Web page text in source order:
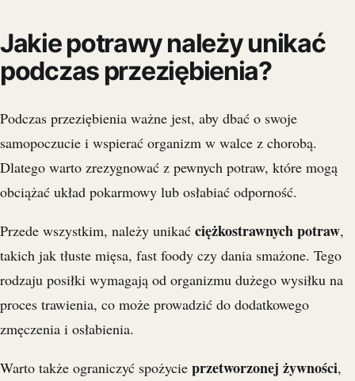
Jakie potrawy należy unikać
podczas przeziębienia?
Podczas przeziębienia ważne jest, aby dbać o swoje
samopoczucie i wspierać organizm w walce z chorobą.
Dlatego warto zrezygnować z pewnych potraw, które mogą
obciążać układ pokarmowy lub osłabiać odporność.
Przede wszystkim, należy unikać ciężkostrawnych potraw,
takich jak tłuste mięsa, fast foody czy dania smażone. Tego
rodzaju posiłki wymagają od organizmu dużego wysiłku na
proces trawienia, co może prowadzić do dodatkowego
zmęczenia i osłabienia.
Warto także ograniczyć spożycie przetworzonej żywności,